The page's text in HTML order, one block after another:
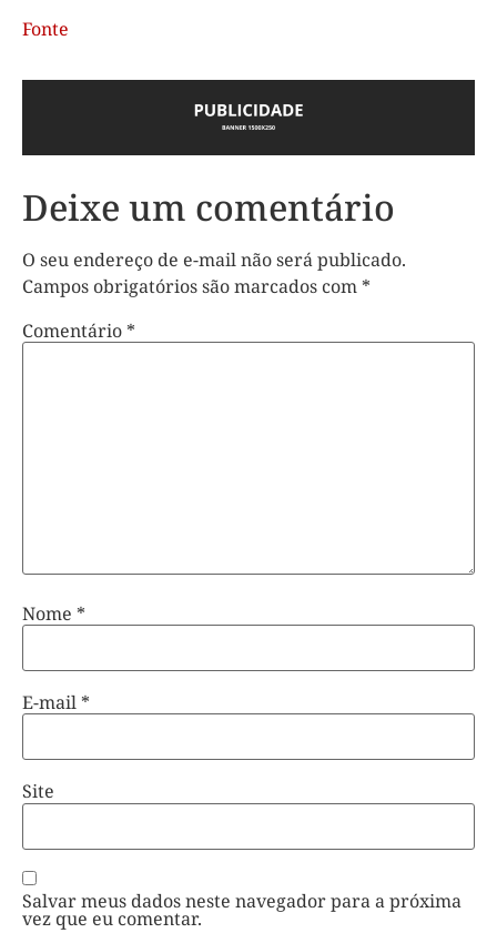
Fonte
Deixe um comentário
O seu endereço de e-mail não será publicado.
Campos obrigatórios são marcados com *
Comentário *
Nome *
E-mail *
Site
Salvar meus dados neste navegador para a próxima
vez que eu comentar.